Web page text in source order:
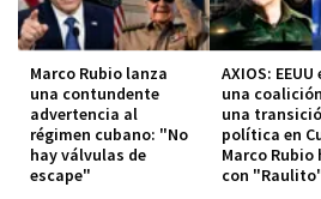
Marco Rubio lanza
una contundente
advertencia al
régimen cubano: "No
hay válvulas de
escape"
AXIOS:
una
una
política en
Marco Rubio
con